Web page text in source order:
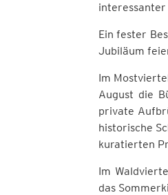
Ein fester
Jubiläum
Im
August die
private
historische
kuratierten
Im
das